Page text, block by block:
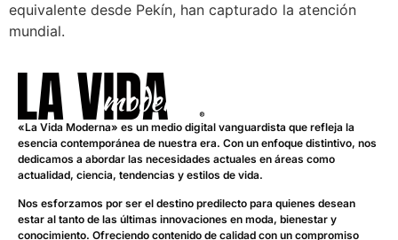
equivalente desde Pekín, han capturado la atención
mundial.
«La Vida Moderna» es un medio digital vanguardista que refleja la
esencia contemporánea de nuestra era. Con un enfoque distintivo, nos
dedicamos a abordar las necesidades actuales en áreas como
actualidad, ciencia, tendencias y estilos de vida.
Nos esforzamos por ser el destino predilecto para quienes desean
estar al tanto de las últimas innovaciones en moda, bienestar y
conocimiento. Ofreciendo contenido de calidad con un compromiso